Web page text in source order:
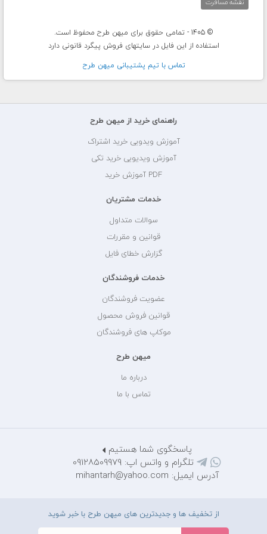
نقشه مسافرت
© 1405 - تمامی حقوق برای میهن طرح محفوظ است.
استفاده از این فایل در سایتهای فروش پیگرد قانونی دارد
تماس با تيم پشتيبانی ميهن طرح
راهنمای خرید از میهن طرح
آموزش ویدویی خرید اشتراک
آموزش ویدیویی خرید تکی
PDF آموزش خرید
خدمات مشتریان
سوالات متداول
قوانین و مقررات
گزارش خطای فایل
خدمات فروشندگان
عضویت فروشندگان
قوانین فروش محصول
موکاپ های فروشندگان
میهن طرح
درباره ما
تماس با ما
پاسخگوی شما هستیم
تلگرام و واتس اپ: 09128509979
آدرس ایمیل: mihantarh@yahoo.com
از تخفیف ها و جدیدترین های میهن طرح با خبر شوید